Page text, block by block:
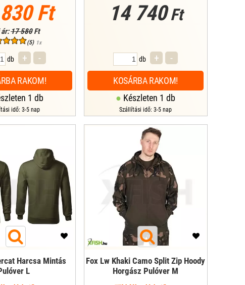
Ft
ár:17 580Ft
(5) 1x
1 db
idő: 3-5 nap
db + -
RAKOM!
14 740Ft
Készleten 1 db
Szállítási idő: 3-5 nap
db + -
KOSÁRBA RAKOM!
Harcsa Mintás
L
Fox Lw Khaki Camo Split Zip Hoody
Horgász Pulóver M